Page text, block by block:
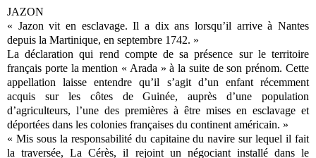
JAZON
« Jazon vit en esclavage. Il a dix ans lorsqu’il arrive à Nantes
depuis la Martinique, en septembre 1742. »
La déclaration qui rend compte de sa présence sur le territoire
français porte la mention « Arada » à la suite de son prénom. Cette
appellation laisse entendre qu’il s’agit d’un enfant récemment
acquis sur les côtes de Guinée, auprès d’une population
d’agriculteurs, l’une des premières à être mises en esclavage et
déportées dans les colonies françaises du continent américain. »
« Mis sous la responsabilité du capitaine du navire sur lequel il fait
la traversée, La Cérès, il rejoint un négociant installé dans le